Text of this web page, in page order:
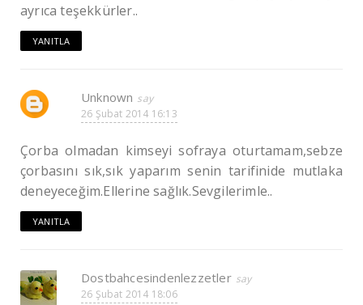
ayrıca teşekkürler..
YANITLA
Unknown
26 Şubat 2014 16:13
Çorba olmadan kimseyi sofraya oturtamam,sebze
çorbasını sık,sık yaparım senin tarifinide mutlaka
deneyeceğim.Ellerine sağlık.Sevgilerimle..
YANITLA
Dostbahcesindenlezzetler
26 Şubat 2014 18:06